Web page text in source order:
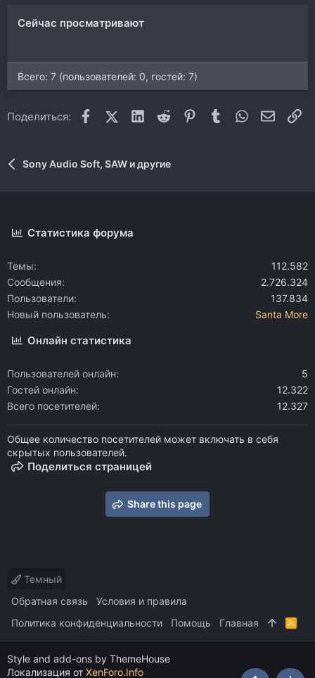
Сейчас просматривают
Всего: 7 (пользователей: 0, гостей: 7)
Поделиться: FacebookX (Twitter)
LinkedIn
Reddit Pinterest
Tumblr WhatsApp
Sony Audio Soft, SAW и другие
Статистика форума
Темы
112.582
Сообщения
2.726.324
Пользователи
137.834
Новый пользователь
Santa More
Онлайн статистика
Пользователей онлайн
5
Гостей онлайн
12.322
Всего посетителей
12.327
Общее количество посетителей может включать в себя
скрытых пользователей.
Поделиться страницей
Share this page
Темный
Обратная связь
Условия и правила
Политика конфиденциальности
Помощь Главная
R
Style and add-ons by ThemeHouse
Локализация от XenForo.Info